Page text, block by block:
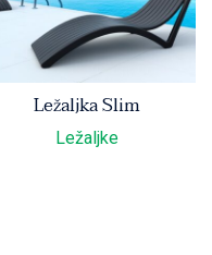
Ležaljka Slim
Ležaljke